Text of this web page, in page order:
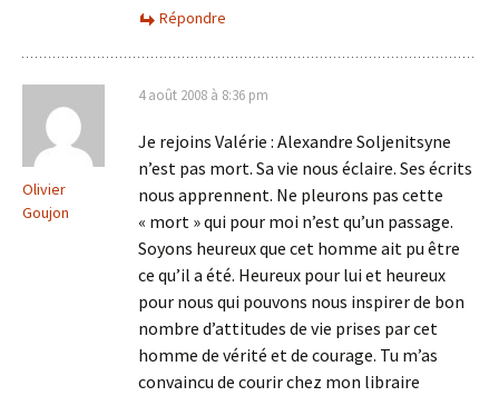
Répondre
Olivier
Goujon
4 août 2008 à 8:36 pm
Je rejoins Valérie : Alexandre Soljenitsyne
n’est pas mort. Sa vie nous éclaire. Ses écrits
nous apprennent. Ne pleurons pas cette
« mort » qui pour moi n’est qu’un passage.
Soyons heureux que cet homme ait pu être
ce qu’il a été. Heureux pour lui et heureux
pour nous qui pouvons nous inspirer de bon
nombre d’attitudes de vie prises par cet
homme de vérité et de courage. Tu m’as
convaincu de courir chez mon libraire